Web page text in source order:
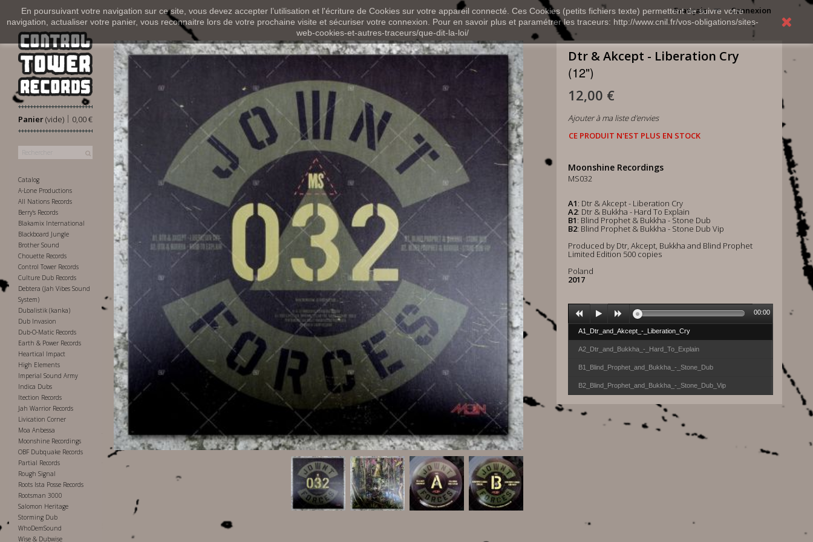
En poursuivant votre navigation sur ce site, vous devez accepter l’utilisation et l'écriture de Cookies sur votre appareil connecté. Ces Cookies (petits fichiers texte) permettent de suivre votre
navigation, actualiser votre panier, vous reconnaitre lors de votre prochaine visite et sécuriser votre connexion. Pour en savoir plus et paramétrer les traceurs: http://www.cnil.fr/vos-obligations/sites-
web-cookies-et-autres-traceurs/que-dit-la-loi/
Connexion
Français
Panier 0,00 €
|
(vide)
Catalog
A-Lone Productions
All Nations Records
Berry's Records
Blakamix International
Blackboard Jungle
Brother Sound
Chouette Records
Control Tower Records
Culture Dub Records
Debtera (Jah Vibes Sound
System)
Dubalistik (kanka)
Dub Invasion
Dub-O-Matic Records
Earth & Power Records
Heartical Impact
High Elements
Imperial Sound Army
Indica Dubs
Itection Records
Jah Warrior Records
Livication Corner
Moa Anbessa
Moonshine Recordings
OBF Dubquake Records
Partial Records
Rough Signal
Roots Ista Posse Records
Rootsman 3000
Salomon Heritage
Storming Dub
WhoDemSound
Wise & Dubwise
Dtr & Akcept - Liberation Cry
(12")
12,00 €
Ajouter à ma liste d'envies
CE PRODUIT N'EST PLUS EN STOCK
Moonshine Recordings
MS032
A1: Dtr & Akcept - Liberation Cry
A2: Dtr & Bukkha - Hard To Explain
B1: Blind Prophet & Bukkha - Stone Dub
B2: Blind Prophet & Bukkha - Stone Dub Vip
Produced by Dtr, Akcept, Bukkha and Blind Prophet
Limited Edition 500 copies
Poland
2017
A1_Dtr_and_Akcept_-_Liberation_Cry
A2_Dtr_and_Bukkha_-_Hard_To_Explain
B1_Blind_Prophet_and_Bukkha_-_Stone_Dub
B2_Blind_Prophet_and_Bukkha_-_Stone_Dub_Vip
00:00